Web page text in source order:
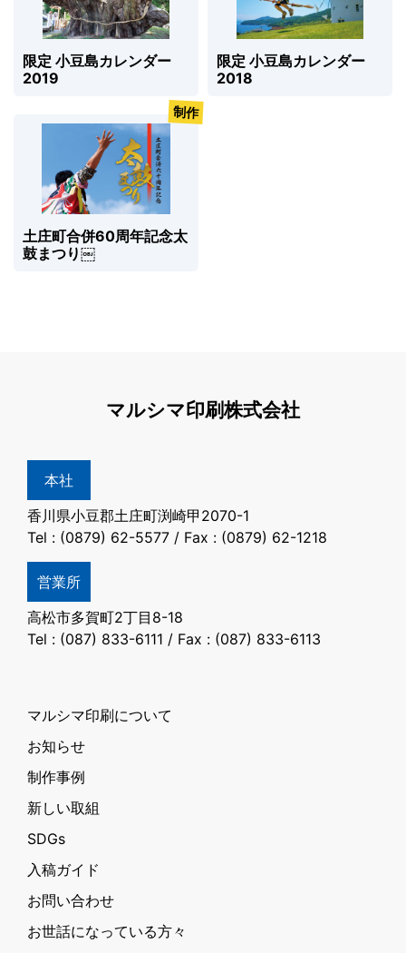
限定 小豆島カレンダー
2019
限定 小豆島カレンダー
2018
土庄町合併60周年記念太
鼓まつり￼
制作
マルシマ印刷株式会社
本社
香川県小豆郡土庄町渕崎甲2070-1
Tel : (0879) 62-5577 / Fax : (0879) 62-1218
営業所
高松市多賀町2丁目8-18
Tel : (087) 833-6111 / Fax : (087) 833-6113
マルシマ印刷について
お知らせ
制作事例
新しい取組
SDGs
入稿ガイド
お問い合わせ
お世話になっている方々